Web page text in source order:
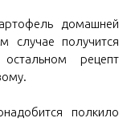
домашней
случае получится
рецепт
полкило